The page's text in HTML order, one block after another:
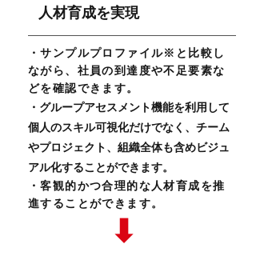
人材育成を実現
・サンプルプロファイル※と比較し
ながら、 社員の到達度や不足要素な
どを確認できます。
・グループアセスメント機能を利用して
個人のスキル可視化だけでなく、 チーム
やプロジェクト、組織全体も含めビジュ
アル化することができます。
・客観的かつ合理的な人材育成を推
進することができます。
➡